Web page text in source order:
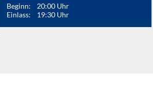
Beginn: 20:00 Uhr
Einlass: 19:30 Uhr